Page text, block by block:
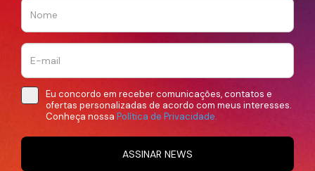
Eu concordo em receber comunicações, contatos e
ofertas personalizadas de acordo com meus interesses.
Conheça nossa Política de Privacidade.
ASSINAR NEWS